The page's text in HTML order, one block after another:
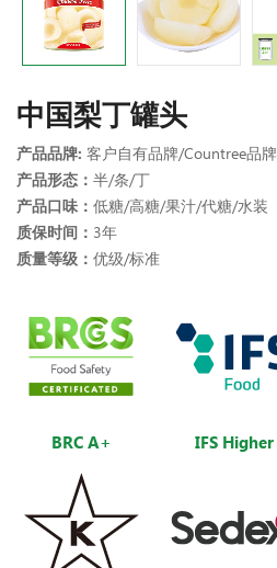
中国梨丁罐头
产品品牌: 客户自有品牌/Countree品牌
产品形态： 半/条/丁
产品口味： 低糖/高糖/果汁/代糖/水装
质保时间： 3年
质量等级： 优级/标准
BRC A+ IFS Higher